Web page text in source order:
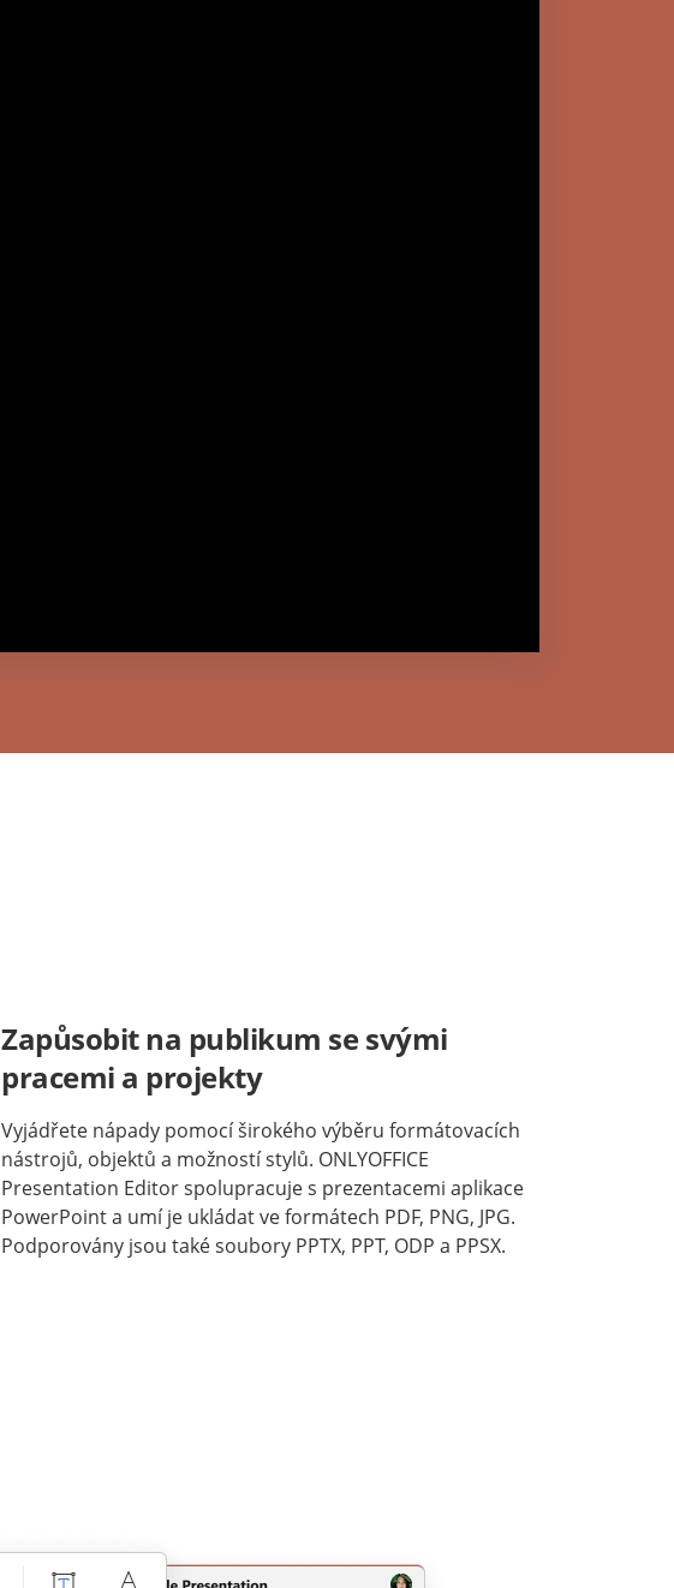
Zapůsobit na publikum se svými
pracemi a projekty
Vyjádřete nápady pomocí širokého výběru formátovacích
nástrojů, objektů a možností stylů. ONLYOFFICE
Presentation Editor spolupracuje s prezentacemi aplikace
PowerPoint a umí je ukládat ve formátech PDF, PNG, JPG.
Podporovány jsou také soubory PPTX, PPT, ODP a PPSX.